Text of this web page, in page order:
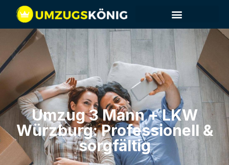
Umzug 3 Mann + LKW
Würzburg: Professionell &
sorgfältig